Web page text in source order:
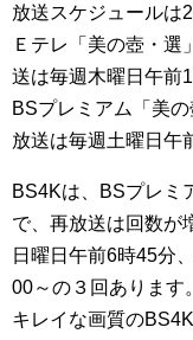
放送スケジュールは
Ｅテレ「美の壺・選
送は毎週木曜日午前
BSプレミアム「美
放送は毎週土曜日午
BS4Kは、BSプレ
で、再放送は回数が
日曜日午前6時45分
00～の３回あります。
キレイな画質の